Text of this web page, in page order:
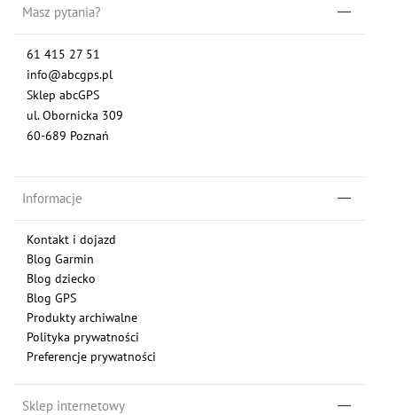
Masz pytania?
61 415 27 51
info@abcgps.pl
Sklep abcGPS
ul. Obornicka 309
60-689 Poznań
Informacje
Kontakt i dojazd
Blog Garmin
Blog dziecko
Blog GPS
Produkty archiwalne
Polityka prywatności
Preferencje prywatności
Sklep internetowy